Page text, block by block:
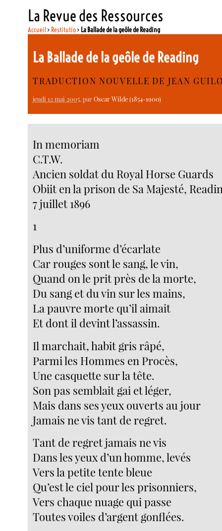
La Revue des Ressources
Accueil> Restitutio> La Ballade de la geôle de Reading
La Ballade de la geôle de Reading
TRADUCTION NOUVELLE DE JEAN
jeudi 12 mai 2005, parOscar Wilde (1854-1900)
In memoriam
C.T.W.
Ancien soldat du Royal Horse Guards
Obiit en la prison de Sa Majesté,
7 juillet 1896
1
Plus d’uniforme d’écarlate
Car rouges sont le sang, le vin,
Quand on le prit près de la morte,
Du sang et du vin sur les mains,
La pauvre morte qu’il aimait
Et dont il devint l’assassin.
Il marchait, habit gris râpé,
Parmi les Hommes en Procès,
Une casquette sur la tête.
Son pas semblait gai et léger,
Mais dans ses yeux ouverts au jour
Jamais ne vis tant de regret.
Tant de regret jamais ne vis
Dans les yeux d’un homme, levés
Vers la petite tente bleue
Qu’est le ciel pour les prisonniers,
Vers chaque nuage qui passe
Toutes voiles d’argent gonflées.